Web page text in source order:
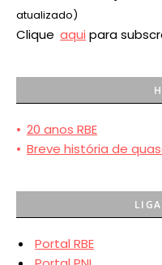
atualizado)
Clique aqui para
• 20 anos RBE
• Breve história de
Portal RBE